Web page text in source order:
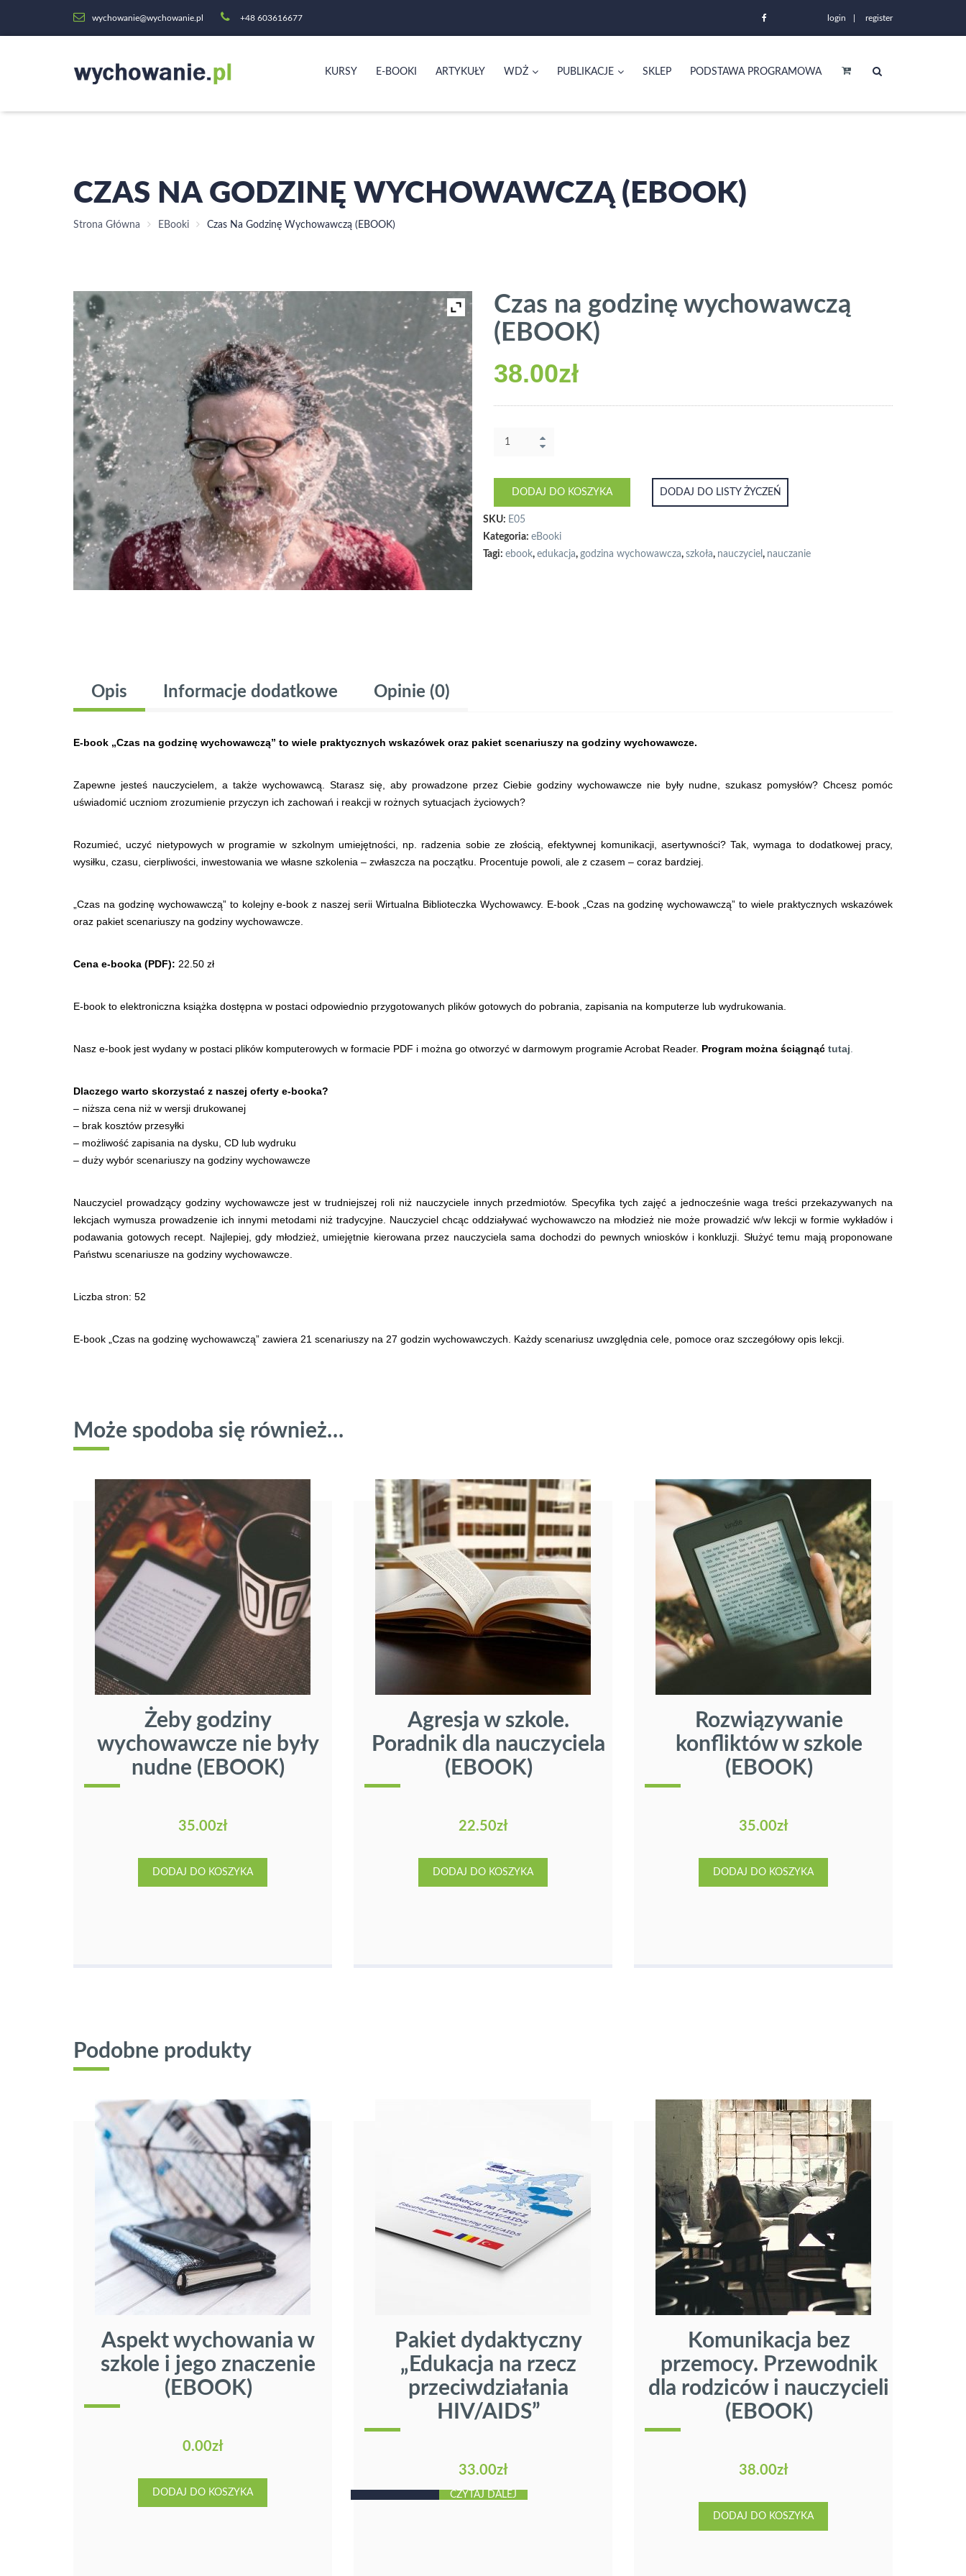
wychowanie@wychowanie.pl +48 603616677 login register
KURSY E-BOOKI ARTYKUŁY WDŻ PUBLIKACJE SKLEP PODSTAWA PROGRAMOWA
CZAS NA GODZINĘ WYCHOWAWCZĄ (EBOOK)
Strona Główna EBooki Czas Na Godzinę Wychowawczą (EBOOK)
Czas na godzinę wychowawczą
(EBOOK)
38.00zł
godzinę
wychowawczą
(EBOOK)
DODAJ DO KOSZYKA DODAJ DO LISTY ŻYCZEŃ
SKU: E05
Kategoria: eBooki
Tagi: ebook, edukacja, godzina wychowawcza, szkoła, nauczyciel , nauczanie
Opis Informacje dodatkowe Opinie (0)
E-book „Czas na godzinę wychowawczą” to wiele praktycznych wskazówek oraz pakiet scenariuszy na godziny wychowawcze.
Zapewne jesteś nauczycielem, a także wychowawcą. Starasz się, aby prowadzone przez Ciebie godziny wychowawcze nie były nudne, szukasz pomysłów? Chcesz pomóc
uświadomić uczniom zrozumienie przyczyn ich zachowań i reakcji w rożnych sytuacjach życiowych?
Rozumieć, uczyć nietypowych w programie w szkolnym umiejętności, np. radzenia sobie ze złością, efektywnej komunikacji, asertywności? Tak, wymaga to dodatkowej pracy,
wysiłku, czasu, cierpliwości, inwestowania we własne szkolenia – zwłaszcza na początku. Procentuje powoli, ale z czasem – coraz bardziej.
„Czas na godzinę wychowawczą” to kolejny e-book z naszej serii Wirtualna Biblioteczka Wychowawcy. E-book „Czas na godzinę wychowawczą” to wiele praktycznych wskazówek
oraz pakiet scenariuszy na godziny wychowawcze.
Cena e-booka (PDF): 22.50 zł
E-book to elektroniczna książka dostępna w postaci odpowiednio przygotowanych plików gotowych do pobrania, zapisania na komputerze lub wydrukowania.
Nasz e-book jest wydany w postaci plików komputerowych w formacie PDF i można go otworzyć w darmowym programie Acrobat Reader. Program można ściągnąć tutaj.
Dlaczego warto skorzystać z naszej oferty e-booka?
– niższa cena niż w wersji drukowanej
– brak kosztów przesyłki
– możliwość zapisania na dysku, CD lub wydruku
– duży wybór scenariuszy na godziny wychowawcze
Nauczyciel prowadzący godziny wychowawcze jest w trudniejszej roli niż nauczyciele innych przedmiotów. Specyfika tych zajęć a jednocześnie waga treści przekazywanych na
lekcjach wymusza prowadzenie ich innymi metodami niż tradycyjne. Nauczyciel chcąc oddziaływać wychowawczo na młodzież nie może prowadzić w/w lekcji w formie wykładów i
podawania gotowych recept. Najlepiej, gdy młodzież, umiejętnie kierowana przez nauczyciela sama dochodzi do pewnych wniosków i konkluzji. Służyć temu mają proponowane
Państwu scenariusze na godziny wychowawcze.
Liczba stron: 52
E-book „Czas na godzinę wychowawczą” zawiera 21 scenariuszy na 27 godzin wychowawczych. Każdy scenariusz uwzględnia cele, pomoce oraz szczegółowy opis lekcji.
Może spodoba się również…
Żeby godziny
wychowawcze nie były
nudne (EBOOK)
35.00zł
DODAJ DO KOSZYKA
Agresja w szkole.
Poradnik dla nauczyciela
(EBOOK)
22.50zł
DODAJ DO KOSZYKA
Rozwiązywanie
konfliktów w szkole
(EBOOK)
35.00zł
DODAJ DO KOSZYKA
Podobne produkty
Aspekt wychowania w
szkole i jego znaczenie
(EBOOK)
0.00zł
DODAJ DO KOSZYKA
Pakiet dydaktyczny
„Edukacja na rzecz
przeciwdziałania
HIV/AIDS”
33.00zł
CZYTAJ DALEJ
Komunikacja bez
przemocy. Przewodnik
dla rodziców i nauczycieli
(EBOOK)
38.00zł
DODAJ DO KOSZYKA